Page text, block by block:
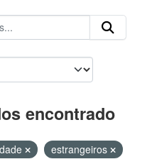
encontrado
estrangeiros